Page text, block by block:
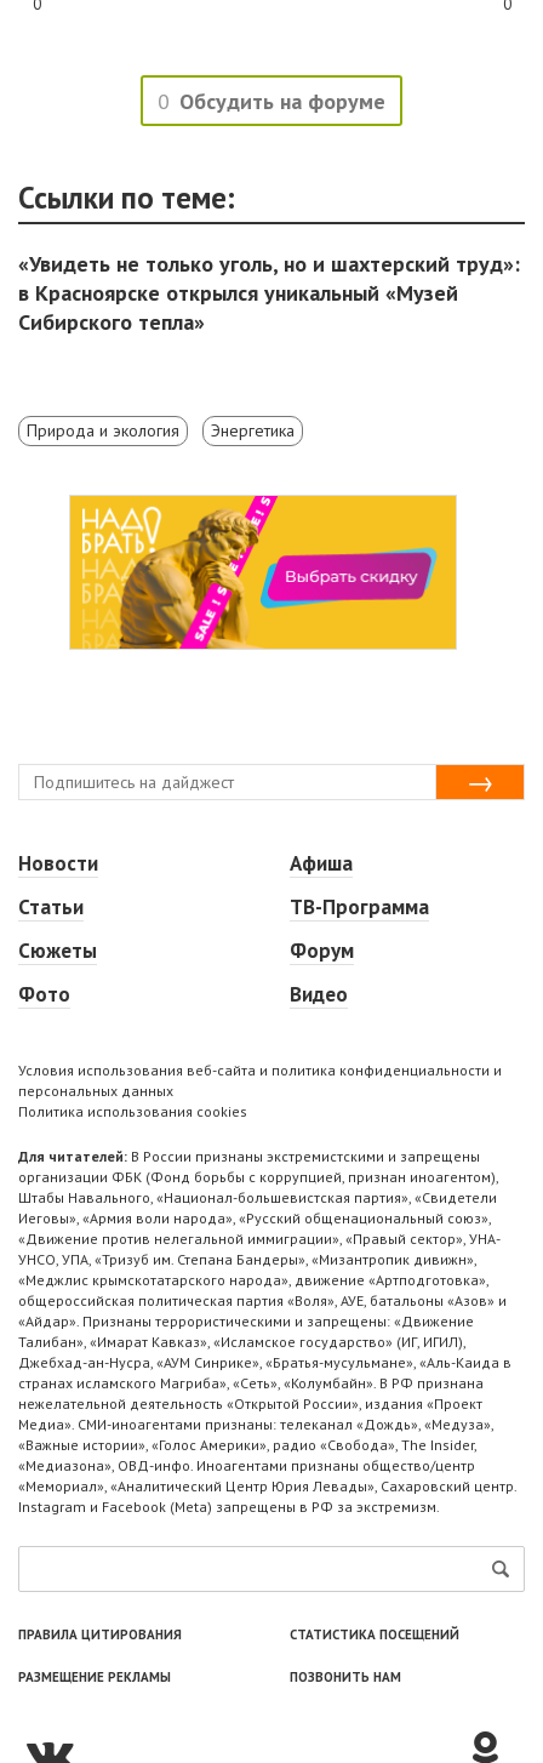
0 0
0 Обсудить на форуме
Ссылки по теме:
«Увидеть не только уголь, но и шахтерский труд»:
в Красноярске открылся уникальный «Музей
Сибирского тепла»
Природа и экология Энергетика
Новости
Статьи
Сюжеты
Фото
Афиша
ТВ-Программа
Форум
Видео
Условия использования веб-сайта и политика конфиденциальности и
персональных данных
Политика использования cookies
Для читателей: В России признаны экстремистскими и запрещены
организации ФБК (Фонд борьбы с коррупцией, признан иноагентом),
Штабы Навального, «Национал-большевистская партия», «Свидетели
Иеговы», «Армия воли народа», «Русский общенациональный союз»,
«Движение против нелегальной иммиграции», «Правый сектор», УНА-
УНСО, УПА, «Тризуб им. Степана Бандеры», «Мизантропик дивижн»,
«Меджлис крымскотатарского народа», движение «Артподготовка»,
общероссийская политическая партия «Воля», АУЕ, батальоны «Азов» и
«Айдар». Признаны террористическими и запрещены: «Движение
Талибан», «Имарат Кавказ», «Исламское государство» (ИГ, ИГИЛ),
Джебхад-ан-Нусра, «АУМ Синрике», «Братья-мусульмане», «Аль-Каида в
странах исламского Магриба», «Сеть», «Колумбайн». В РФ признана
нежелательной деятельность «Открытой России», издания «Проект
Медиа». СМИ-иноагентами признаны: телеканал «Дождь», «Медуза»,
«Важные истории», «Голос Америки», радио «Свобода», The Insider,
«Медиазона», ОВД-инфо. Иноагентами признаны общество/центр
«Мемориал», «Аналитический Центр Юрия Левады», Сахаровский центр.
Instagram и Facebook (Metа) запрещены в РФ за экстремизм.
ПРАВИЛА ЦИТИРОВАНИЯ СТАТИСТИКА ПОСЕЩЕНИЙ
РАЗМЕЩЕНИЕ РЕКЛАМЫ ПОЗВОНИТЬ НАМ